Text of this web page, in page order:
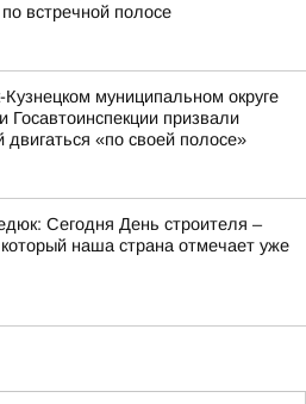
встречной полосе
Кузнецком муниципальном округе
Госавтоинспекции призвали
двигаться «по своей полосе»
Сегодня День строителя –
наша страна отмечает уже